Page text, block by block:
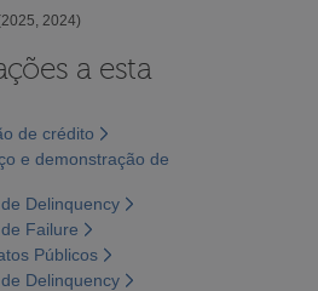
2024)
a esta
de crédito
e demonstração de
Delinquency
Failure
Públicos
Delinquency